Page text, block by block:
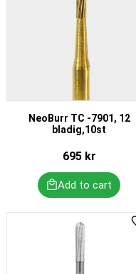
NeoBurr TC -7901, 12
bladig,10st
695kr